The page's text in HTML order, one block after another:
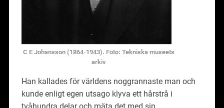
C E Johansson (1864-1943). Foto: Tekniska museets
arkiv
Han kallades för världens noggrannaste man och
kunde enligt egen utsago klyva ett hårstrå i